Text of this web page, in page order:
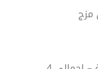
مزج